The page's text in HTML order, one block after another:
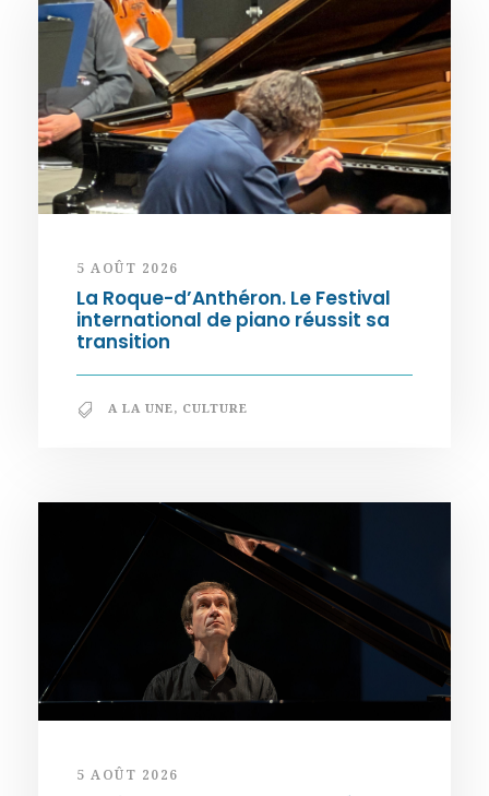
5 AOÛT 2026
La Roque-d’Anthéron. Le Festival
international de piano réussit sa
transition
A LA UNE, CULTURE
5 AOÛT 2026